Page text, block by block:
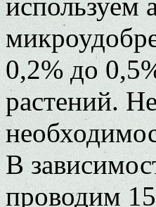
0,2% до
растений.
В
проводим